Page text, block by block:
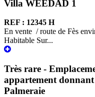
Villa WEEDAD 1
REF : 12345 H
En vente / route de Fès
Habitable Sur...
Très rare -
appartement
Palmeraie